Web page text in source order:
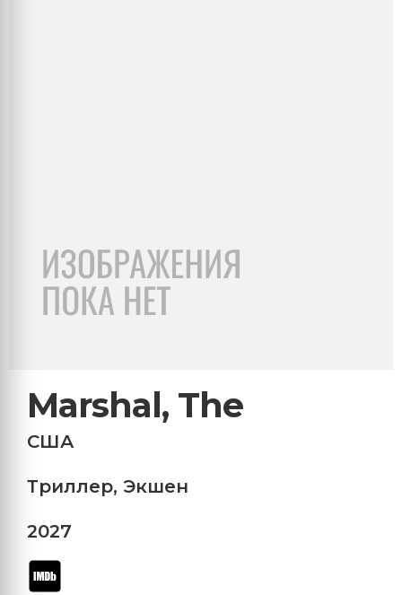
Marshal, The
США
Триллер, Экшен
2027